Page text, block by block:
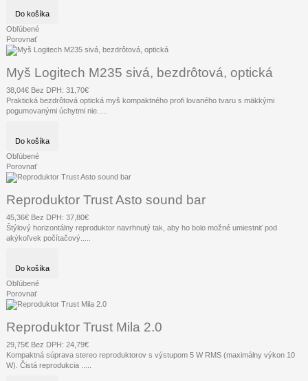
Do košíka
Obľúbené
Porovnať
Myš Logitech M235 sivá, bezdrôtová, optická
38,04€ Bez DPH: 31,70€
Praktická bezdrôtová optická myš kompaktného profi lovaného tvaru s mäkkými
pogumovanými úchytmi nie.....
Do košíka
Obľúbené
Porovnať
Reproduktor Trust Asto sound bar
45,36€ Bez DPH: 37,80€
Štýlový horizontálny reproduktor navrhnutý tak, aby ho bolo možné umiestniť pod
akýkoľvek počítačový.....
Do košíka
Obľúbené
Porovnať
Reproduktor Trust Mila 2.0
29,75€ Bez DPH: 24,79€
Kompaktná súprava stereo reproduktorov s výstupom 5 W RMS (maximálny výkon 10
W). Čistá reprodukcia .....